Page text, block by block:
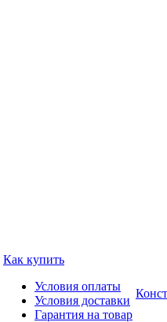
Как купить
Условия оплаты
Условия доставки
Гарантия на товар